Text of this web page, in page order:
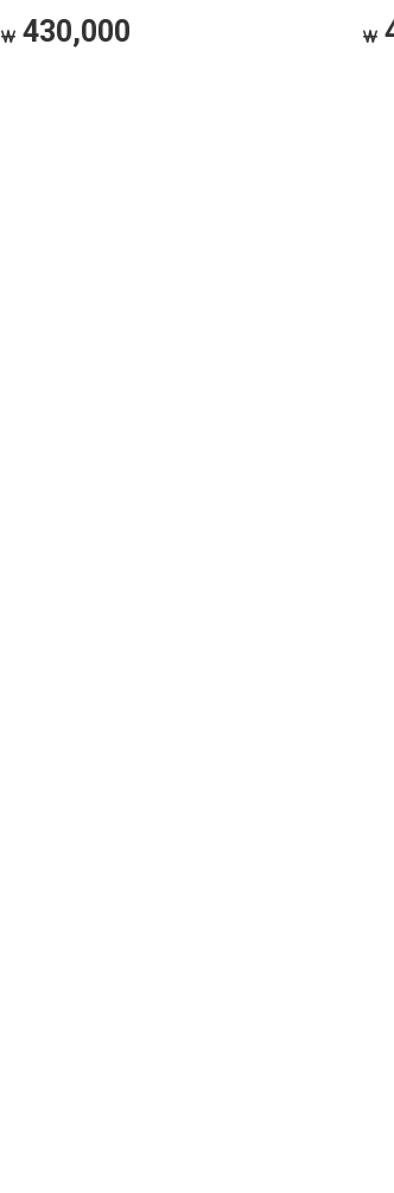
우메다공중정원, 덴포산, 오사카마지막날,
명소(천수각, 우메다 공중정원 등)를
완벽 정복하고, 간사이 공항까지
430,000
천
를
샌